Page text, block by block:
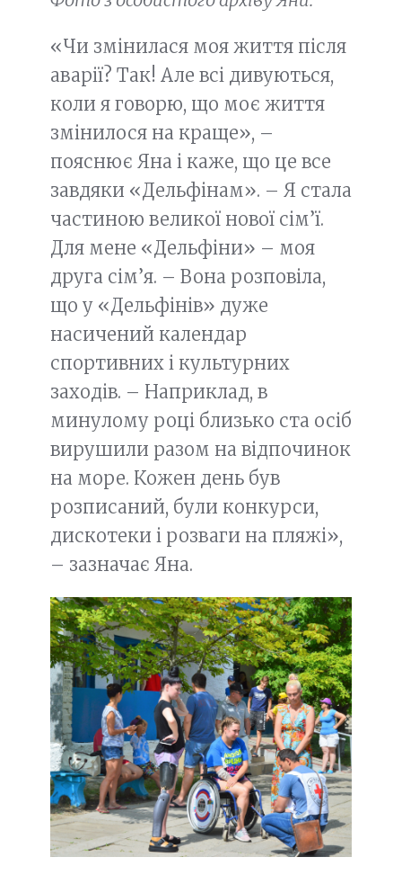
«Чи змінилася моя життя після
аварії? Так! Але всі дивуються,
коли я говорю, що моє життя
змінилося на краще», –
пояснює Яна і каже, що це все
завдяки «Дельфінам». – Я стала
частиною великої нової сім’ї.
Для мене «Дельфіни» – моя
друга сім’я. – Вона розповіла,
що у «Дельфінів» дуже
насичений календар
спортивних і культурних
заходів. – Наприклад, в
минулому році близько ста осіб
вирушили разом на відпочинок
на море. Кожен день був
розписаний, були конкурси,
дискотеки і розваги на пляжі»,
– зазначає Яна.